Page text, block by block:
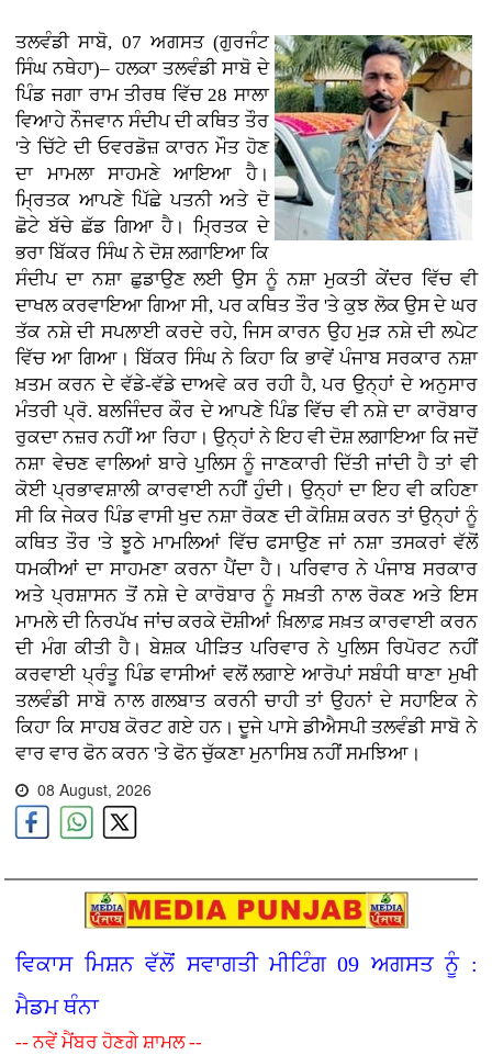
ਤਲਵੰਡੀ ਸਾਬੋ, 07 ਅਗਸਤ (ਗੁਰਜੰਟ
ਸਿੰਘ ਨਥੇਹਾ)– ਹਲਕਾ ਤਲਵੰਡੀ ਸਾਬੋ ਦੇ
ਪਿੰਡ ਜਗਾ ਰਾਮ ਤੀਰਥ ਵਿੱਚ 28 ਸਾਲਾ
ਵਿਆਹੇ ਨੌਜਵਾਨ ਸੰਦੀਪ ਦੀ ਕਥਿਤ ਤੌਰ
'ਤੇ ਚਿੱਟੇ ਦੀ ਓਵਰਡੋਜ਼ ਕਾਰਨ ਮੌਤ ਹੋਣ
ਦਾ ਮਾਮਲਾ ਸਾਹਮਣੇ ਆਇਆ ਹੈ।
ਮ੍ਰਿਤਕ ਆਪਣੇ ਪਿੱਛੇ ਪਤਨੀ ਅਤੇ ਦੋ
ਛੋਟੇ ਬੱਚੇ ਛੱਡ ਗਿਆ ਹੈ। ਮ੍ਰਿਤਕ ਦੇ
ਭਰਾ ਬਿੱਕਰ ਸਿੰਘ ਨੇ ਦੋਸ਼ ਲਗਾਇਆ ਕਿ
ਸੰਦੀਪ ਦਾ ਨਸ਼ਾ ਛੁਡਾਉਣ ਲਈ ਉਸ ਨੂੰ ਨਸ਼ਾ ਮੁਕਤੀ ਕੇਂਦਰ ਵਿੱਚ ਵੀ
ਦਾਖਲ ਕਰਵਾਇਆ ਗਿਆ ਸੀ, ਪਰ ਕਥਿਤ ਤੌਰ 'ਤੇ ਕੁਝ ਲੋਕ ਉਸ ਦੇ ਘਰ
ਤੱਕ ਨਸ਼ੇ ਦੀ ਸਪਲਾਈ ਕਰਦੇ ਰਹੇ, ਜਿਸ ਕਾਰਨ ਉਹ ਮੁੜ ਨਸ਼ੇ ਦੀ ਲਪੇਟ
ਵਿੱਚ ਆ ਗਿਆ। ਬਿੱਕਰ ਸਿੰਘ ਨੇ ਕਿਹਾ ਕਿ ਭਾਵੇਂ ਪੰਜਾਬ ਸਰਕਾਰ ਨਸ਼ਾ
ਖ਼ਤਮ ਕਰਨ ਦੇ ਵੱਡੇ-ਵੱਡੇ ਦਾਅਵੇ ਕਰ ਰਹੀ ਹੈ, ਪਰ ਉਨ੍ਹਾਂ ਦੇ ਅਨੁਸਾਰ
ਮੰਤਰੀ ਪ੍ਰੋ. ਬਲਜਿੰਦਰ ਕੌਰ ਦੇ ਆਪਣੇ ਪਿੰਡ ਵਿੱਚ ਵੀ ਨਸ਼ੇ ਦਾ ਕਾਰੋਬਾਰ
ਰੁਕਦਾ ਨਜ਼ਰ ਨਹੀਂ ਆ ਰਿਹਾ। ਉਨ੍ਹਾਂ ਨੇ ਇਹ ਵੀ ਦੋਸ਼ ਲਗਾਇਆ ਕਿ ਜਦੋਂ
ਨਸ਼ਾ ਵੇਚਣ ਵਾਲਿਆਂ ਬਾਰੇ ਪੁਲਿਸ ਨੂੰ ਜਾਣਕਾਰੀ ਦਿੱਤੀ ਜਾਂਦੀ ਹੈ ਤਾਂ ਵੀ
ਕੋਈ ਪ੍ਰਭਾਵਸ਼ਾਲੀ ਕਾਰਵਾਈ ਨਹੀਂ ਹੁੰਦੀ। ਉਨ੍ਹਾਂ ਦਾ ਇਹ ਵੀ ਕਹਿਣਾ
ਸੀ ਕਿ ਜੇਕਰ ਪਿੰਡ ਵਾਸੀ ਖੁਦ ਨਸ਼ਾ ਰੋਕਣ ਦੀ ਕੋਸ਼ਿਸ਼ ਕਰਨ ਤਾਂ ਉਨ੍ਹਾਂ ਨੂੰ
ਕਥਿਤ ਤੌਰ 'ਤੇ ਝੂਠੇ ਮਾਮਲਿਆਂ ਵਿੱਚ ਫਸਾਉਣ ਜਾਂ ਨਸ਼ਾ ਤਸਕਰਾਂ ਵੱਲੋਂ
ਧਮਕੀਆਂ ਦਾ ਸਾਹਮਣਾ ਕਰਨਾ ਪੈਂਦਾ ਹੈ। ਪਰਿਵਾਰ ਨੇ ਪੰਜਾਬ ਸਰਕਾਰ
ਅਤੇ ਪ੍ਰਸ਼ਾਸਨ ਤੋਂ ਨਸ਼ੇ ਦੇ ਕਾਰੋਬਾਰ ਨੂੰ ਸਖ਼ਤੀ ਨਾਲ ਰੋਕਣ ਅਤੇ ਇਸ
ਮਾਮਲੇ ਦੀ ਨਿਰਪੱਖ ਜਾਂਚ ਕਰਕੇ ਦੋਸ਼ੀਆਂ ਖ਼ਿਲਾਫ਼ ਸਖ਼ਤ ਕਾਰਵਾਈ ਕਰਨ
ਦੀ ਮੰਗ ਕੀਤੀ ਹੈ। ਬੇਸ਼ਕ ਪੀੜਿਤ ਪਰਿਵਾਰ ਨੇ ਪੁਲਿਸ ਰਿਪੋਰਟ ਨਹੀਂ
ਕਰਵਾਈ ਪ੍ਰੰਤੂ ਪਿੰਡ ਵਾਸੀਆਂ ਵਲੋਂ ਲਗਾਏ ਆਰੋਪਾਂ ਸਬੰਧੀ ਥਾਣਾ ਮੁਖੀ
ਤਲਵੰਡੀ ਸਾਬੋ ਨਾਲ ਗਲਬਾਤ ਕਰਨੀ ਚਾਹੀ ਤਾਂ ਉਹਨਾਂ ਦੇ ਸਹਾਇਕ ਨੇ
ਕਿਹਾ ਕਿ ਸਾਹਬ ਕੋਰਟ ਗਏ ਹਨ। ਦੂਜੇ ਪਾਸੇ ਡੀਐਸਪੀ ਤਲਵੰਡੀ ਸਾਬੋ ਨੇ
ਵਾਰ ਵਾਰ ਫੋਨ ਕਰਨ 'ਤੇ ਫੋਨ ਚੁੱਕਣਾ ਮੁਨਾਸਿਬ ਨਹੀਂ ਸਮਝਿਆ।
08 August, 2026
ਵਿਕਾਸ ਮਿਸ਼ਨ ਵੱਲੋਂ ਸਵਾਗਤੀ ਮੀਟਿੰਗ 09 ਅਗਸਤ ਨੂੰ :
ਮੈਡਮ ਥੰਨਾ
-- ਨਵੇਂ ਮੈਂਬਰ ਹੋਣਗੇ ਸ਼ਾਮਲ --